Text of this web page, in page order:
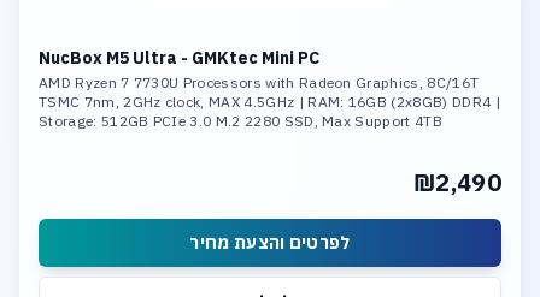
NucBox M5 Ultra - GMKtec Mini PC
AMD Ryzen 7 7730U Processors with Radeon Graphics, 8C/16T
TSMC 7nm, 2GHz clock, MAX 4.5GHz | RAM: 16GB (2x8GB) DDR4 |
Storage: 512GB PCIe 3.0 M.2 2280 SSD, Max Support 4TB
₪2,490
לפרטים והצעת מחיר